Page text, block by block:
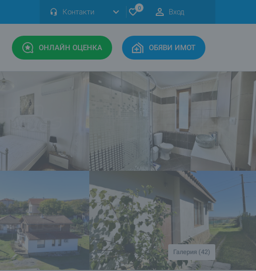
Контакти 0 Вход
ОНЛАЙН ОЦЕНКА ОБЯВИ ИМОТ
Галерия (42)